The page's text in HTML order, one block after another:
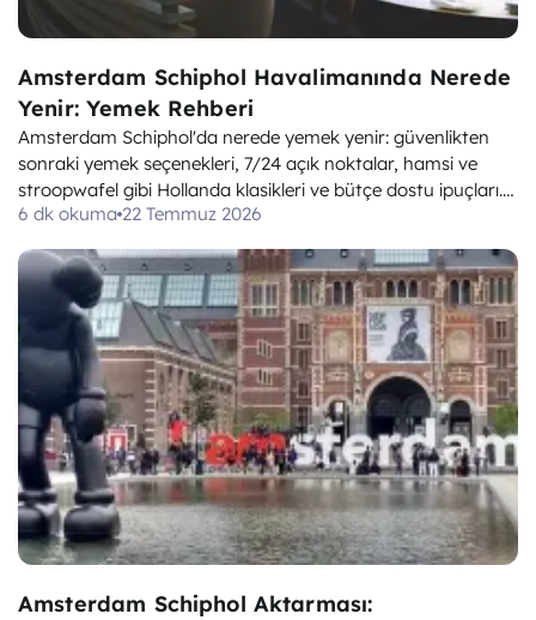
Amsterdam Schiphol Havalimanında Nerede
Yenir: Yemek Rehberi
Amsterdam Schiphol'da nerede yemek yenir: güvenlikten
sonraki yemek seçenekleri, 7/24 açık noktalar, hamsi ve
stroopwafel gibi Hollanda klasikleri ve bütçe dostu ipuçları.
Temmuz 2026'da kontrol edildi.
6 dk okuma 22 Temmuz 2026
Amsterdam Schiphol Aktarması: